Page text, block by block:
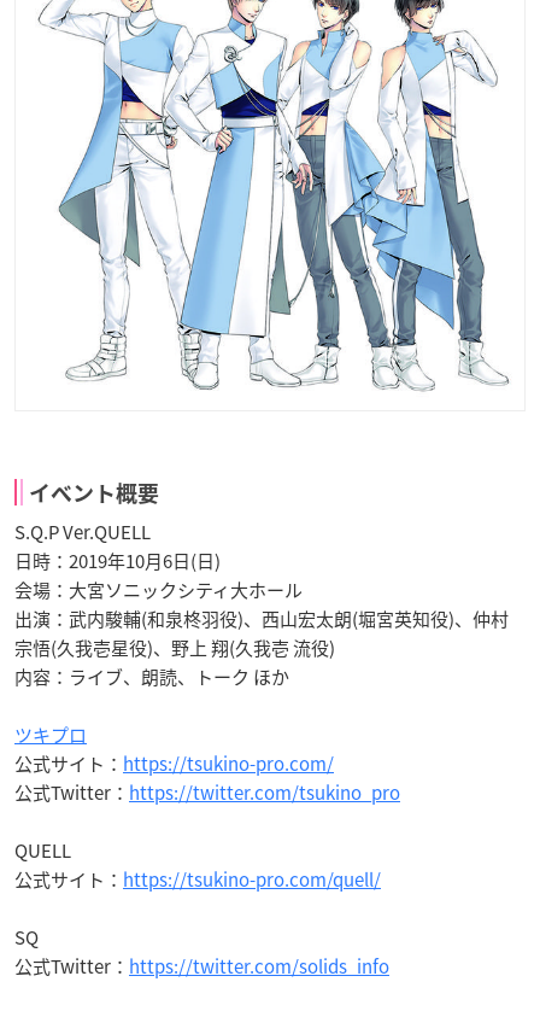
イベント概要
S.Q.P Ver.QUELL
日時：2019年10月6日(日)
会場：大宮ソニックシティ大ホール
出演：武内駿輔(和泉柊羽役)、西山宏太朗(堀宮英知役)、仲村
宗悟(久我壱星役)、野上 翔(久我壱 流役)
内容：ライブ、朗読、トーク ほか
ツキプロ
公式サイト： https://tsukino-pro.com/
公式Twitter： https://twitter.com/tsukino_pro
QUELL
公式サイト： https://tsukino-pro.com/quell/
SQ
公式Twitter： https://twitter.com/solids_info